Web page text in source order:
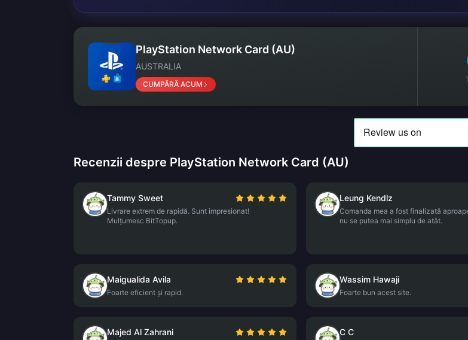
PlayStation Network Card (AU)
AUSTRALIA
CUMPĂRĂ ACUM
Recenzii despre PlayStation Network Card (AU)
Tammy Sweet
Livrare extrem de rapidă. Sunt impresionat!
Mulțumesc BitTopup.
Leung Kendlz
Comanda mea a fost finalizată
nu se putea mai simplu de atât.
Maigualida Avila
Foarte eficient și rapid.
Wassim Hawaji
Foarte bun acest site.
Majed Al Zahrani C C